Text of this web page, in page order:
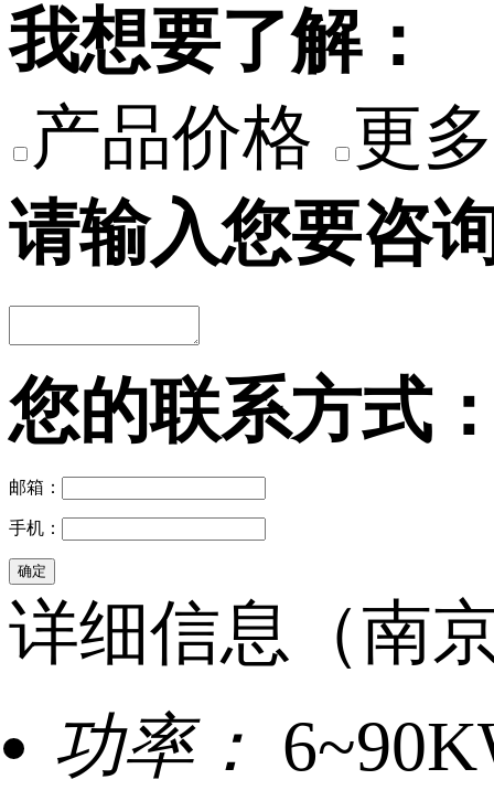
我想要了解：
产品价格 更
请输入您要咨
您的联系方式
邮箱：
手机：
详细信息（南
功率：